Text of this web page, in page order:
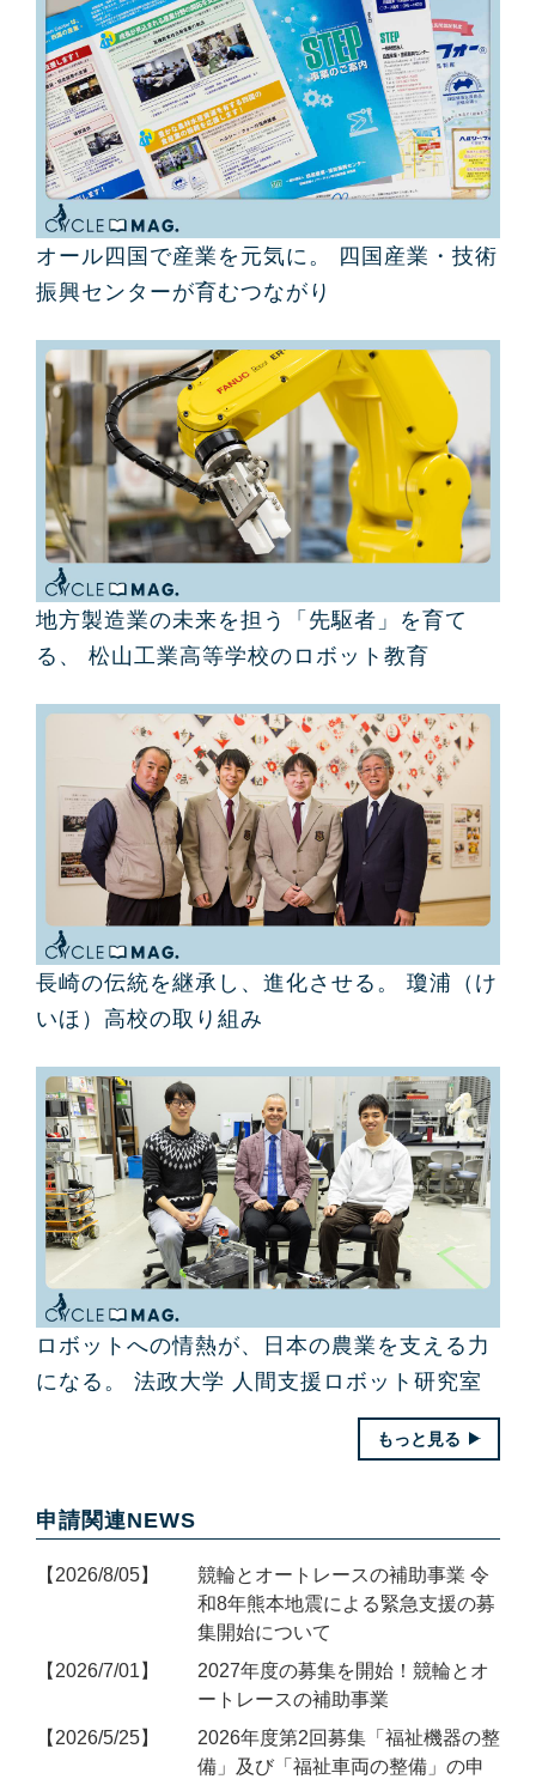
オール四国で産業を元気に。 四国産業・技術
振興センターが育むつながり
地方製造業の未来を担う「先駆者」を育て
る、 松山工業高等学校のロボット教育
長崎の伝統を継承し、進化させる。 瓊浦（け
いほ）高校の取り組み
ロボットへの情熱が、日本の農業を支える力
になる。 法政大学 人間支援ロボット研究室
もっと見る
申請関連NEWS
2026/8/05
競輪とオートレースの補助事業 令
和8年熊本地震による緊急支援の募
集開始について
2026/7/01
2027年度の募集を開始！競輪とオ
ートレースの補助事業
2026/5/25
2026年度第2回募集「福祉機器の整
備」及び「福祉車両の整備」の申